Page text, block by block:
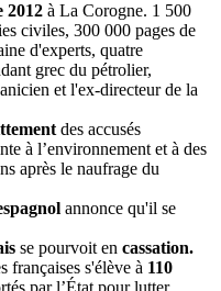
2012 à La Corogne. 1 500
civiles, 300 000 pages de
d'experts, quatre
grec du pétrolier,
et l'ex-directeur de la
des accusés
à l’environnement et à des
après le naufrage du
annonce qu'il se
se pourvoit en cassation.
françaises s'élève à 110